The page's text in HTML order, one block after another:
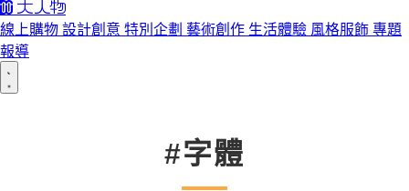
線上購物 設計創意 特別企劃 藝術創作 生活體驗 風格服飾 專題
報導
#字體